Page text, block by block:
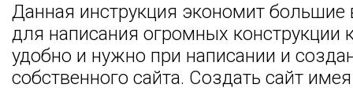
Данная инструкция экономит большие
для написания огромных конструкции
удобно и нужно при написании и
собственного сайта. Создать сайт